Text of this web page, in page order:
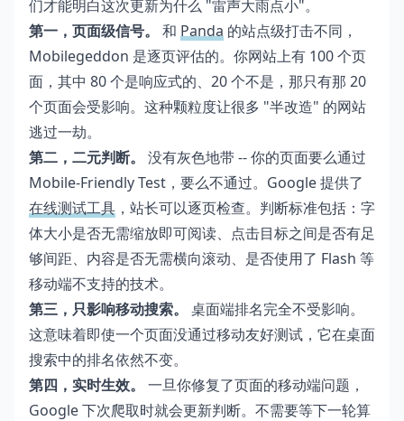
们才能明白这次更新为什么 "雷声大雨点小"。
第一，页面级信号。
和 Panda 的站点级打击不同，
Mobilegeddon 是逐页评估的。你网站上有 100 个页
面，其中 80 个是响应式的、20 个不是，那只有那 20
个页面会受影响。这种颗粒度让很多 "半改造" 的网站
逃过一劫。
第二，二元判断。
没有灰色地带 -- 你的页面要么通过
Mobile-Friendly Test，要么不通过。Google 提供了
在线测试工具 ，站长可以逐页检查。判断标准包括：字
体大小是否无需缩放即可阅读、点击目标之间是否有足
够间距、内容是否无需横向滚动、是否使用了 Flash 等
移动端不支持的技术。
第三，只影响移动搜索。
桌面端排名完全不受影响。
这意味着即使一个页面没通过移动友好测试，它在桌面
搜索中的排名依然不变。
第四，实时生效。
一旦你修复了页面的移动端问题，
Google 下次爬取时就会更新判断。不需要等下一轮算